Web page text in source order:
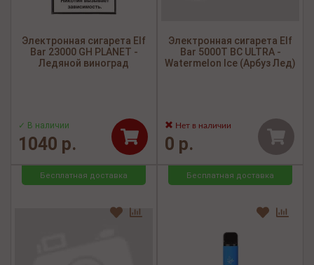
Электронная сигарета Elf
Bar 23000 GH PLANET -
Ледяной виноград
✓ В наличии
1040 р.
Электронная сигарета Elf
Bar 5000Т BC ULTRA -
Watermelon Ice (Арбуз Лед)
Нет в наличии
0 р.
Бесплатная доставка Бесплатная доставка